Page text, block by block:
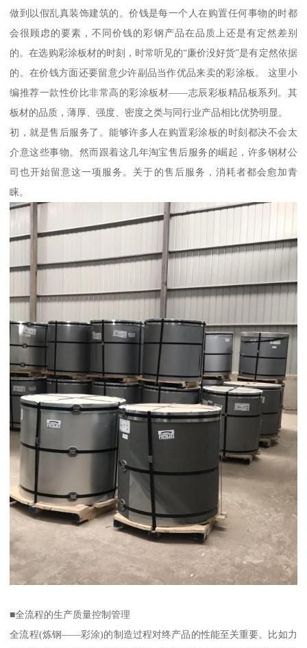
做到以假乱真装饰建筑的。价钱是每一个人在购置任何事物的时都
会很顾虑的要素，不同价钱的彩钢产品在品质上还是有定然差别
的。在选购彩涂板材的时刻，时常听见的“廉价没好货”是有定然依据
的。在价钱方面还要留意少许副品当作优品来卖的彩涂板。 这里小
编推荐一款性价比非常高的彩涂板材——志辰彩板精品板系列。其
板材的品质，薄厚、强度、密度之类与同行业产品相比优势明显。
初，就是售后服务了。能够许多人在购置彩涂板的时刻都决不会太
介意这些事物。然而跟着这几年淘宝售后服务的崛起，许多钢材公
司也开始留意这一项服务。关于的售后服务，消耗者都会愈加青
睐。
■全流程的生产质量控制管理
全流程(炼钢——彩涂)的制造过程对终产品的性能至关重要。比如力